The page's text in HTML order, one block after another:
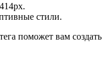
стили.
поможет вам создать